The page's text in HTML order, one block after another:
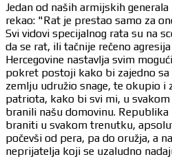
Jedan od naših armijskih
rekao: "Rat je prestao samo za
Svi vidovi specijalnog rata su na
da se rat, ili tačnije rečeno
Hercegovine nastavlja svim
pokret postoji kako bi zajedno
zemlju udružio snage, te okupio i
patriota, kako bi svi mi, u
branili našu domovinu. Republika
braniti u svakom trenutku,
počevši od pera, pa do oružja, a
neprijatelja koji se uzaludno